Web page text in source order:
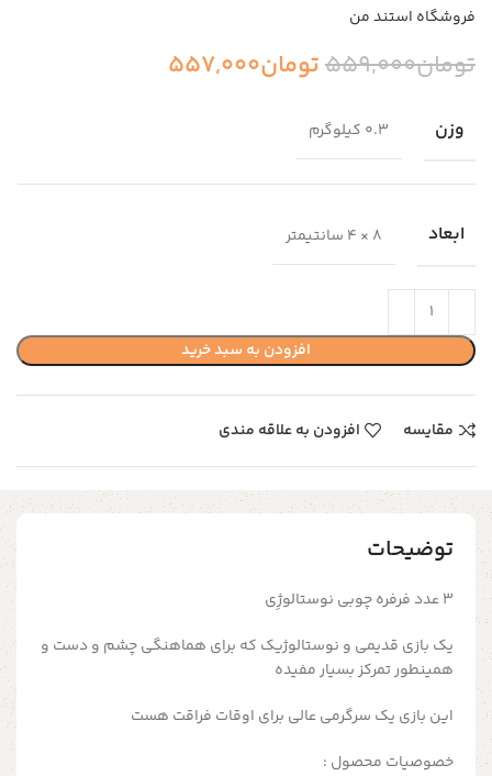
فروشگاه استند من
تومان559,000تومان557,000
وزن 0.3 کیلوگرم
ابعاد 8 × 4 سانتیمتر
افزودن به سبد خرید
مقایسه افزودن به علاقه مندی
توضیحات
3 عدد فرفره چوبی نوستالوژِی
یک بازی قدیمی و نوستالوژیک که برای هماهنگی چشم و دست و
همینطور تمرکز بسیار مفیده
این بازی یک سرگرمی عالی برای اوقات فراقت هست
خصوصیات محصول :